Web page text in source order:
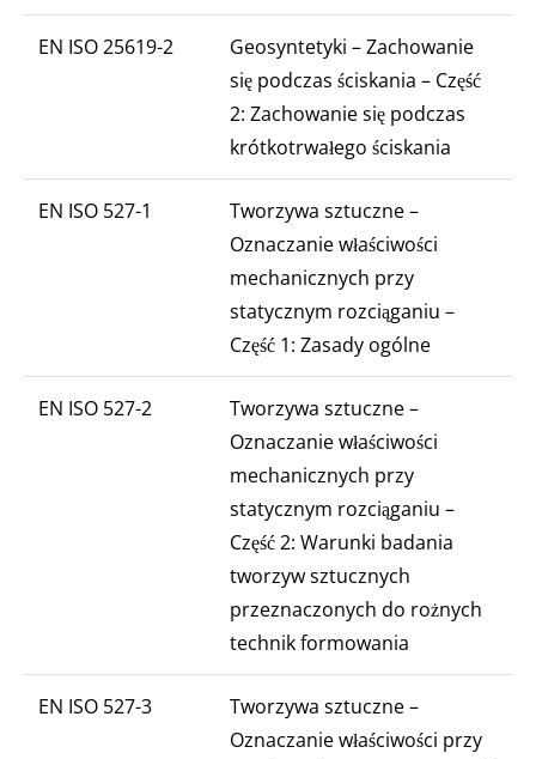
EN ISO 25619-2
Geosyntetyki – Zachowanie
się podczas ściskania – Część
2: Zachowanie się podczas
krótkotrwałego ściskania
EN ISO 527-1
Tworzywa sztuczne –
Oznaczanie właściwości
mechanicznych przy
statycznym rozciąganiu –
Część 1: Zasady ogólne
EN ISO 527-2
Tworzywa sztuczne –
Oznaczanie właściwości
mechanicznych przy
statycznym rozciąganiu –
Część 2: Warunki badania
tworzyw sztucznych
przeznaczonych do rożnych
technik formowania
EN ISO 527-3
Tworzywa sztuczne –
Oznaczanie właściwości przy